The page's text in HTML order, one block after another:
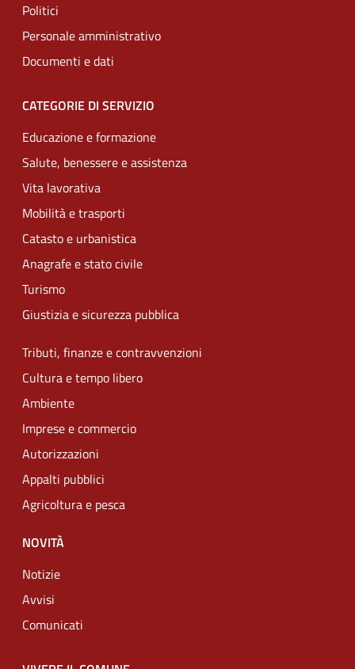
Politici
Personale amministrativo
Documenti e dati
CATEGORIE DI SERVIZIO
Educazione e formazione
Salute, benessere e assistenza
Vita lavorativa
Mobilità e trasporti
Catasto e urbanistica
Anagrafe e stato civile
Turismo
Giustizia e sicurezza pubblica
Tributi, finanze e contravvenzioni
Cultura e tempo libero
Ambiente
Imprese e commercio
Autorizzazioni
Appalti pubblici
Agricoltura e pesca
NOVITÀ
Notizie
Avvisi
Comunicati